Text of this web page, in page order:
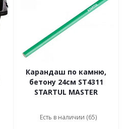
Карандаш по камню,
бетону 24см ST4311
STARTUL MASTER
Есть в наличии (65)